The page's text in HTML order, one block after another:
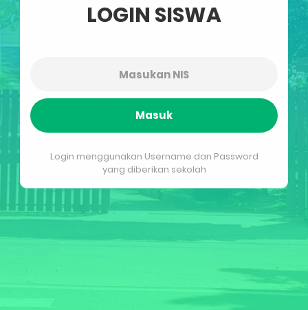
LOGIN SISWA
Masuk
Login menggunakan Username dan Password
yang diberikan sekolah